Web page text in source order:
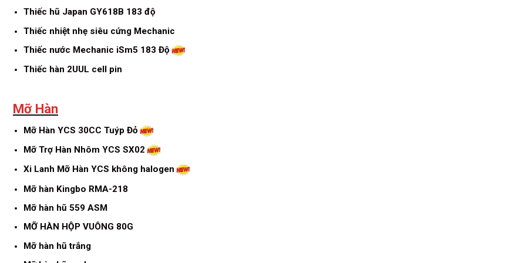
Thiếc hũ Japan GY618B 183 độ
Thiếc nhiệt nhẹ siêu cứng Mechanic
Thiếc nước Mechanic iSm5 183 Độ
Thiếc hàn 2UUL cell pin
Mỡ Hàn
Mỡ Hàn YCS 30CC Tuýp Đỏ
Mỡ Trợ Hàn Nhôm YCS SX02
Xi Lanh Mỡ Hàn YCS không halogen
Mỡ hàn Kingbo RMA-218
Mỡ hàn hũ 559 ASM
MỠ HÀN HỘP VUÔNG 80G
Mỡ hàn hũ trắng